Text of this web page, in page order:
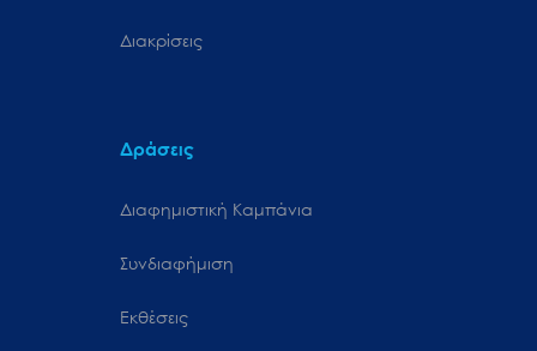
Διακρίσεις
Δράσεις
Διαφημιστική Καμπάνια
Συνδιαφήμιση
Εκθέσεις